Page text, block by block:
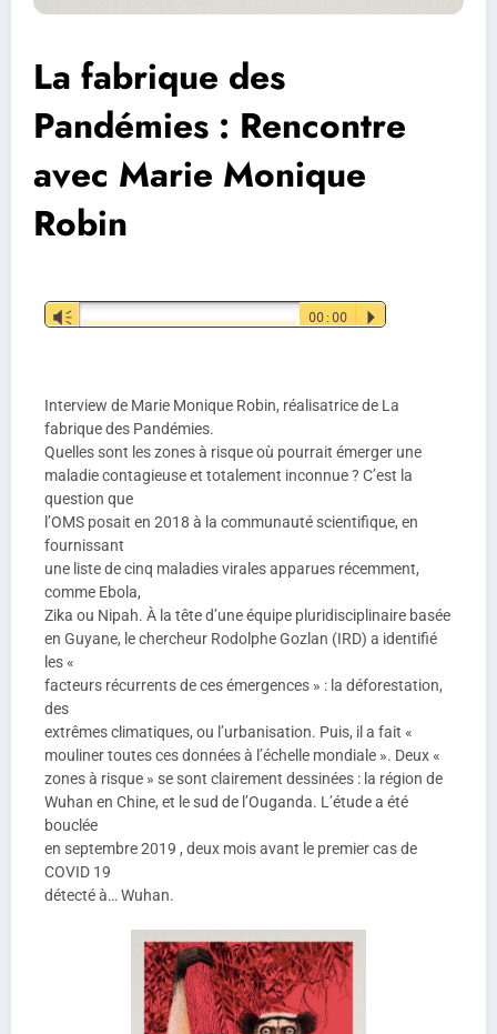
La fabrique des
Pandémies : Rencontre
avec Marie Monique
Robin
Lecteur
audio
Vm 00:00 P
Interview de Marie Monique Robin, réalisatrice de La
fabrique des Pandémies.
Quelles sont les zones à risque où pourrait émerger une
maladie contagieuse et totalement inconnue ? C’est la
question que
l’OMS posait en 2018 à la communauté scientifique, en
fournissant
une liste de cinq maladies virales apparues récemment,
comme Ebola,
Zika ou Nipah. À la tête d’une équipe pluridisciplinaire basée
en Guyane, le chercheur Rodolphe Gozlan (IRD) a identifié
les «
facteurs récurrents de ces émergences » : la déforestation,
des
extrêmes climatiques, ou l’urbanisation. Puis, il a fait «
mouliner toutes ces données à l’échelle mondiale ». Deux «
zones à risque » se sont clairement dessinées : la région de
Wuhan en Chine, et le sud de l’Ouganda. L’étude a été
bouclée
en septembre 2019 , deux mois avant le premier cas de
COVID 19
détecté à… Wuhan.